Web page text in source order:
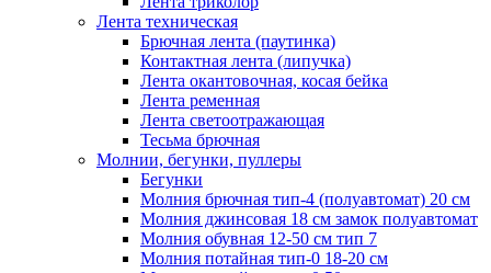
Лента техническая
Брючная лента (паутинка)
Контактная лента (липучка)
Лента окантовочная, косая бейка
Лента ременная
Лента светоотражающая
Тесьма брючная
Молнии, бегунки, пуллеры
Бегунки
Молния брючная тип-4 (полуавтомат) 20 см
Молния джинсовая 18 см замок полуавтомат
Молния обувная 12-50 см тип 7
Молния потайная тип-0 18-20 см